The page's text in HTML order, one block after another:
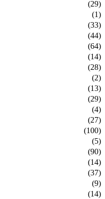
(29)
(1)
(33)
(44)
(64)
(14)
(28)
(2)
(13)
(29)
(4)
(27)
(100)
(5)
(90)
(14)
(37)
(9)
(14)